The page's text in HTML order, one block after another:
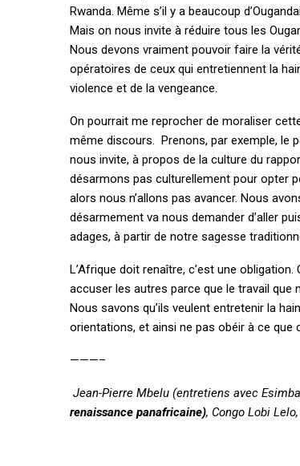
Rwanda. Même s’il y a beaucoup
Mais on nous invite à réduire tous les
Nous devons vraiment pouvoir faire la
opératoires de ceux qui entretiennent la
violence et de la vengeance.
On pourrait me reprocher de moraliser
même discours. Prenons, par exemple, le
nous invite, à propos de la culture du
désarmons pas culturellement pour opter
alors nous n’allons pas avancer. Nous
désarmement va nous demander d’aller
adages, à partir de notre sagesse
L’Afrique doit renaître, c’est une
accuser les autres parce que le travail
Nous savons qu’ils veulent entretenir la
orientations, et ainsi ne pas obéir à ce que
———–
Jean-Pierre Mbelu (entretiens avec
renaissance panafricaine), Congo Lobi